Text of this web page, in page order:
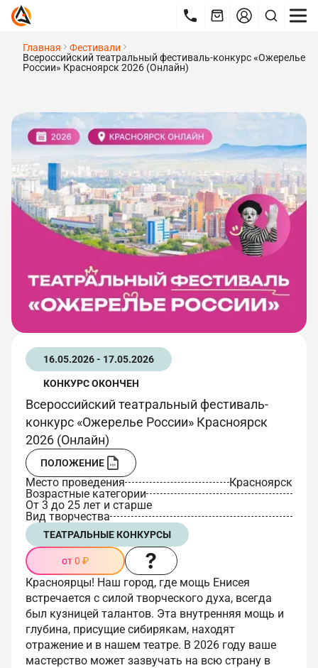
Главная
Фестивали
Всероссийский театральный фестиваль-конкурс «Ожерелье
России» Красноярск 2026 (Онлайн)
16.05.2026 - 17.05.2026
КОНКУРС ОКОНЧЕН
Всероссийский театральный фестиваль-
конкурс «Ожерелье России» Красноярск
2026 (Онлайн)
ПОЛОЖЕНИЕ
Место проведения
Красноярск
Возрастные категории
От 3 до 25 лет и старше
Вид творчества
ТЕАТРАЛЬНЫЕ КОНКУРСЫ
от 0 ₽
Красноярцы! Наш город, где мощь Енисея
встречается с силой творческого духа, всегда
был кузницей талантов. Эта внутренняя мощь и
глубина, присущие сибирякам, находят
отражение и в нашем театре. В 2026 году ваше
мастерство может зазвучать на всю страну в